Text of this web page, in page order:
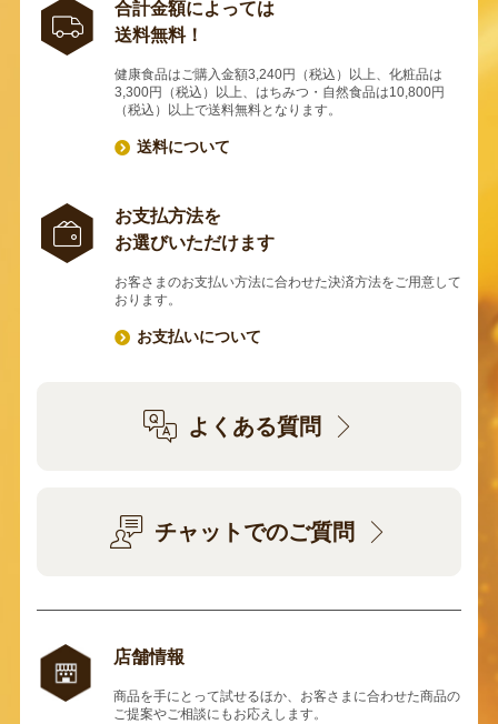
合計金額によっては
送料無料！
健康食品はご購入金額3,240円（税込）以上、化粧品は
3,300円（税込）以上、はちみつ・自然食品は10,800円
（税込）以上で送料無料となります。
送料について
お支払方法を
お選びいただけます
お客さまのお支払い方法に合わせた決済方法をご用意して
おります。
お支払いについて
よくある質問
チャットでのご質問
店舗情報
商品を手にとって試せるほか、お客さまに合わせた商品の
ご提案やご相談にもお応えします。